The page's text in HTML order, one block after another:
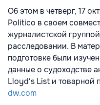
Об этом в четверг, 17
Politico в своем
журналистской
расследовании. В
подготовке были
данные о судоходстве
Lloydʼs List и товарной
dw.com